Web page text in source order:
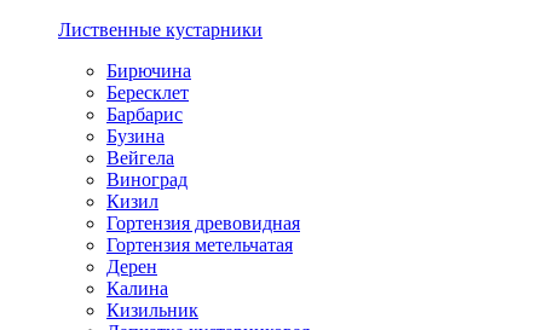
Лиственные кустарники
Бирючина
Бересклет
Барбарис
Бузина
Вейгела
Виноград
Кизил
Гортензия древовидная
Гортензия метельчатая
Дерен
Калина
Кизильник